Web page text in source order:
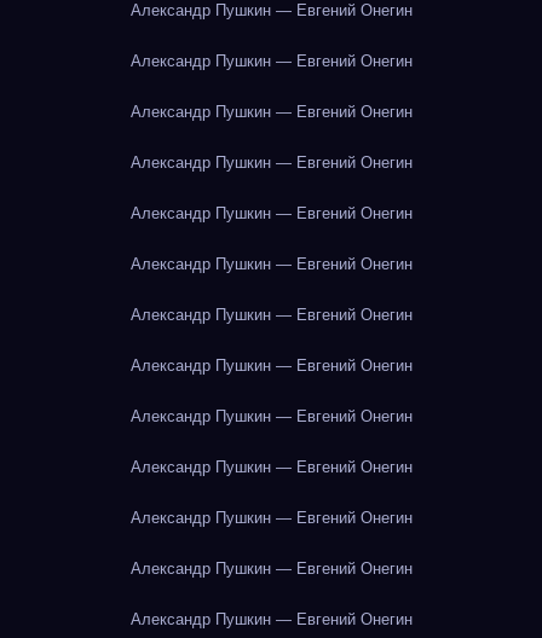
Александр Пушкин — Евгений Онегин
Александр Пушкин — Евгений Онегин
Александр Пушкин — Евгений Онегин
Александр Пушкин — Евгений Онегин
Александр Пушкин — Евгений Онегин
Александр Пушкин — Евгений Онегин
Александр Пушкин — Евгений Онегин
Александр Пушкин — Евгений Онегин
Александр Пушкин — Евгений Онегин
Александр Пушкин — Евгений Онегин
Александр Пушкин — Евгений Онегин
Александр Пушкин — Евгений Онегин
Александр Пушкин — Евгений Онегин